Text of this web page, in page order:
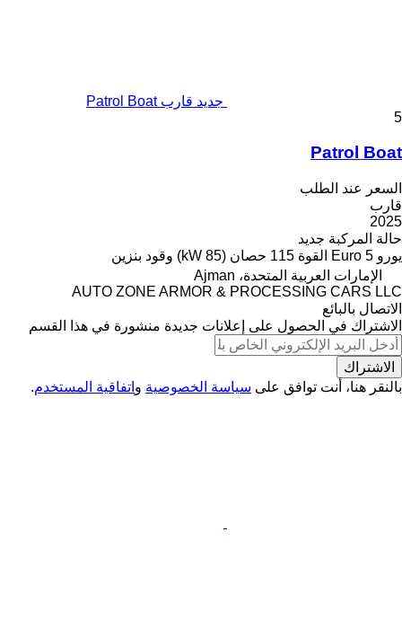
جديد قارب Patrol Boat
5
Patrol Boat
السعر عند الطلب
قارب
2025
حالة المركبة جديد
يورو Euro 5 القوة 115 حصان (85 kW) وقود بنزين
الإمارات العربية المتحدة، Ajman
AUTO ZONE ARMOR & PROCESSING CARS LLC
الاتصال بالبائع
الاشتراك في الحصول على إعلانات جديدة منشورة في هذا القسم
الاشتراك
بالنقر هنا، أنت توافق على سياسة الخصوصية و اتفاقية المستخدم.